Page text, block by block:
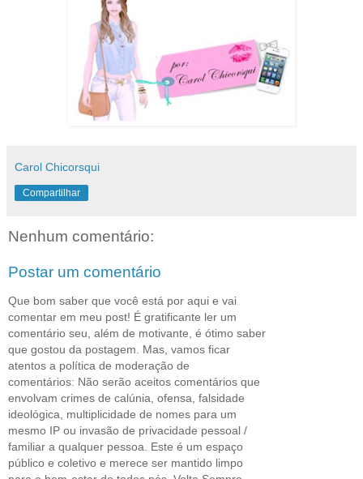
Carol Chicorsqui
Compartilhar
Nenhum comentário:
Postar um comentário
Que bom saber que você está por aqui e vai
comentar em meu post! É gratificante ler um
comentário seu, além de motivante, é ótimo saber
que gostou da postagem. Mas, vamos ficar
atentos a política de moderação de
comentários: Não serão aceitos comentários que
envolvam crimes de calúnia, ofensa, falsidade
ideológica, multiplicidade de nomes para um
mesmo IP ou invasão de privacidade pessoal /
familiar a qualquer pessoa. Este é um espaço
público e coletivo e merece ser mantido limpo